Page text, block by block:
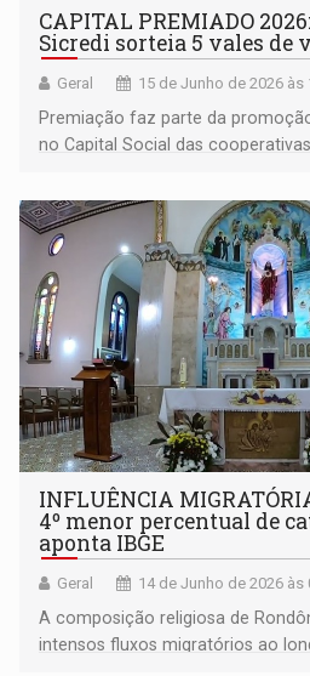
CAPITAL PREMIADO
Sicredi sorteia 5 vales de
Geral 15 de Junho de 2026 às
Premiação faz parte da
no Capital Social das
INFLUÊNCIA
4º menor percentual de
aponta IBGE
Geral 14 de Junho de 2026 às
A composição religiosa de
intensos fluxos migratórios ao